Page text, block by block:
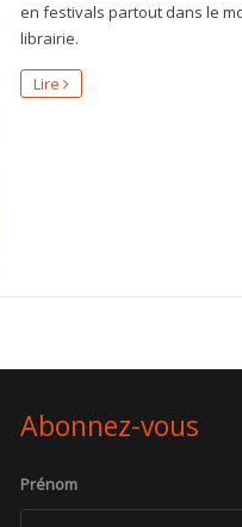
en festivals partout dans le
librairie.
Lire
Abonnez-vous
Prénom